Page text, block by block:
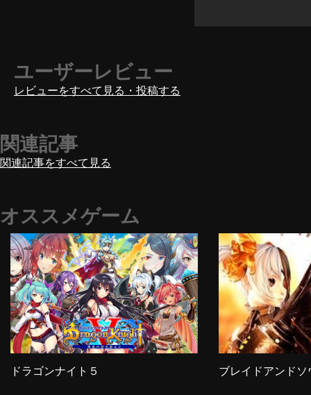
ユーザーレビュー
レビューをすべて見る・投稿する
関連記事
関連記事をすべて見る
オススメゲーム
ドラゴンナイト５ ブレイドアンドソ